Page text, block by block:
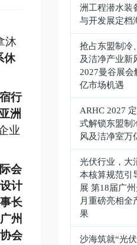
沐
休
行
洲
业
会
计
长
州
会
洲工程潜水装
与开发展定档
抢占东盟制冷
及洁净产业新
2027曼谷展
亿市场机遇
ARHC 2027
式解锁东盟制
风及洁净室万
光伏行业，大
本核算规范引
展 第18届广
月重磅亮相全
果
沙海筑就“光